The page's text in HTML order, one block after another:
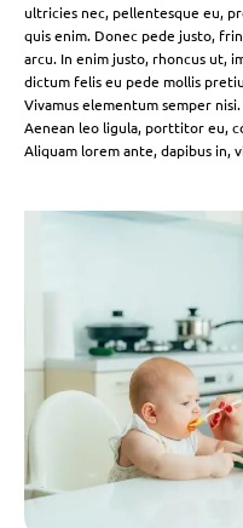
ultricies nec, pellentesque eu,
quis enim. Donec pede justo,
arcu. In enim justo, rhoncus ut,
dictum felis eu pede mollis
Vivamus elementum semper
Aenean leo ligula, porttitor eu,
Aliquam lorem ante, dapibus in,